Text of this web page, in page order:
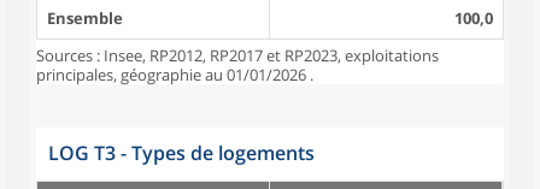
Ensemble
100,0
Sources : Insee, RP2012, RP2017 et RP2023, exploitations
principales, géographie au 01/01/2026 .
LOG T3 - Types de logements